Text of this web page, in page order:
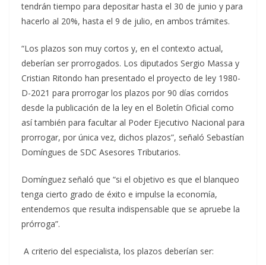
tendrán tiempo para depositar hasta el 30 de junio y para
hacerlo al 20%, hasta el 9 de julio, en ambos trámites.
“Los plazos son muy cortos y, en el contexto actual,
deberían ser prorrogados. Los diputados Sergio Massa y
Cristian Ritondo han presentado el proyecto de ley 1980-
D-2021 para prorrogar los plazos por 90 días corridos
desde la publicación de la ley en el Boletín Oficial como
así también para facultar al Poder Ejecutivo Nacional para
prorrogar, por única vez, dichos plazos”, señaló Sebastían
Domíngues de SDC Asesores Tributarios.
Domínguez señaló que “si el objetivo es que el blanqueo
tenga cierto grado de éxito e impulse la economía,
entendemos que resulta indispensable que se apruebe la
prórroga”.
A criterio del especialista, los plazos deberían ser: